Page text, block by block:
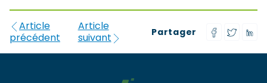
Article
précédent
Article
suivant
Partager